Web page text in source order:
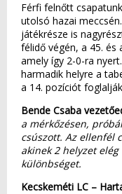
Férfi felnőtt
utolsó hazai
játékrésze is
félidő végén, a 45. és
amely így 2-0-ra
harmadik helyre a
a 14. pozíciót
Bende Csaba
a mérkőzésen,
csúszott. Az ellenfél
akinek 2 helyzet
különbséget.
Kecskeméti LC –